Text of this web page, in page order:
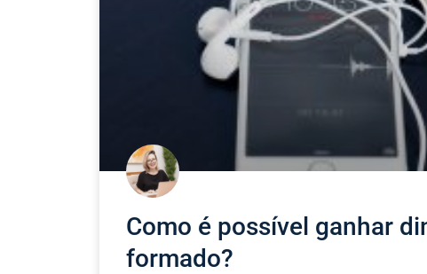
Como é possível ganhar
formado?